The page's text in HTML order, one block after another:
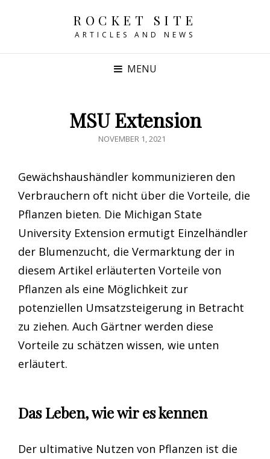
ROCKET SITE
ARTICLES AND NEWS
MENU
MSU Extension
POSTED
NOVEMBER 1, 2021
Gewächshaushändler kommunizieren den
Verbrauchern oft nicht über die Vorteile, die
Pflanzen bieten. Die Michigan State
University Extension ermutigt Einzelhändler
der Blumenzucht, die Vermarktung der in
diesem Artikel erläuterten Vorteile von
Pflanzen als eine Möglichkeit zur
potenziellen Umsatzsteigerung in Betracht
zu ziehen. Auch Gärtner werden diese
Vorteile zu schätzen wissen, wie unten
erläutert.
Das Leben, wie wir es kennen
Der ultimative Nutzen von Pflanzen ist die